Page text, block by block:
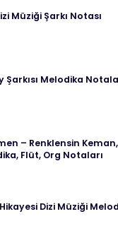
Müziği Şarkı Notası
Şarkısı Melodika
– Renklensin
Flüt, Org Notaları
Dizi Müziği